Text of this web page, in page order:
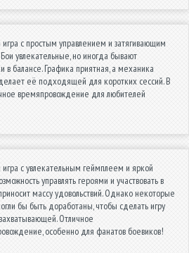
с простым управлением и затягивающим
увлекательные, но иногда бывают
в балансе. Графика приятная, а механика
её подходящей для коротких сессий. В
времяпровождение для любителей
с увлекательным геймплеем и яркой
управлять героями и участвовать в
массу удовольствий. Однако некоторые
бы быть доработаны, чтобы сделать игру
Отличное
особенно для фанатов боевиков!